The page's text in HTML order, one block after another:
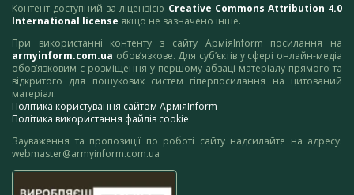
Контент доступний за ліцензією Creative Commons Attribution 4.0
International license якщо не зазначено інше.
При використанні контенту з сайту АрміяInform посилання на
armyinform.com.ua обов’язкове. Для суб’єктів у сфері онлайн-медіа
обов’язковим є розміщення у першому абзаці матеріалу прямого та
відкритого для пошукових систем гіперпосилання на цитований
матеріал.
Політика користування сайтом АрміяInform
Політика використання файлів cookie
Зауваження та пропозиції по роботі сайту надсилайте на адресу:
webmaster@armyinform.com.ua